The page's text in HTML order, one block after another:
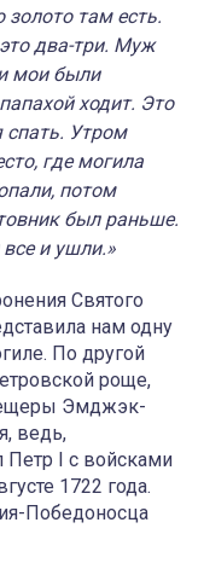
золото там есть.
два-три. Муж
мои были
ходит. Это
Утром
где могила
потом
был раньше.
и ушли.»
Святого
нам одну
По другой
роще,
Эмджэк-
ведь,
Петр I с войсками
1722 года.
Победоносца